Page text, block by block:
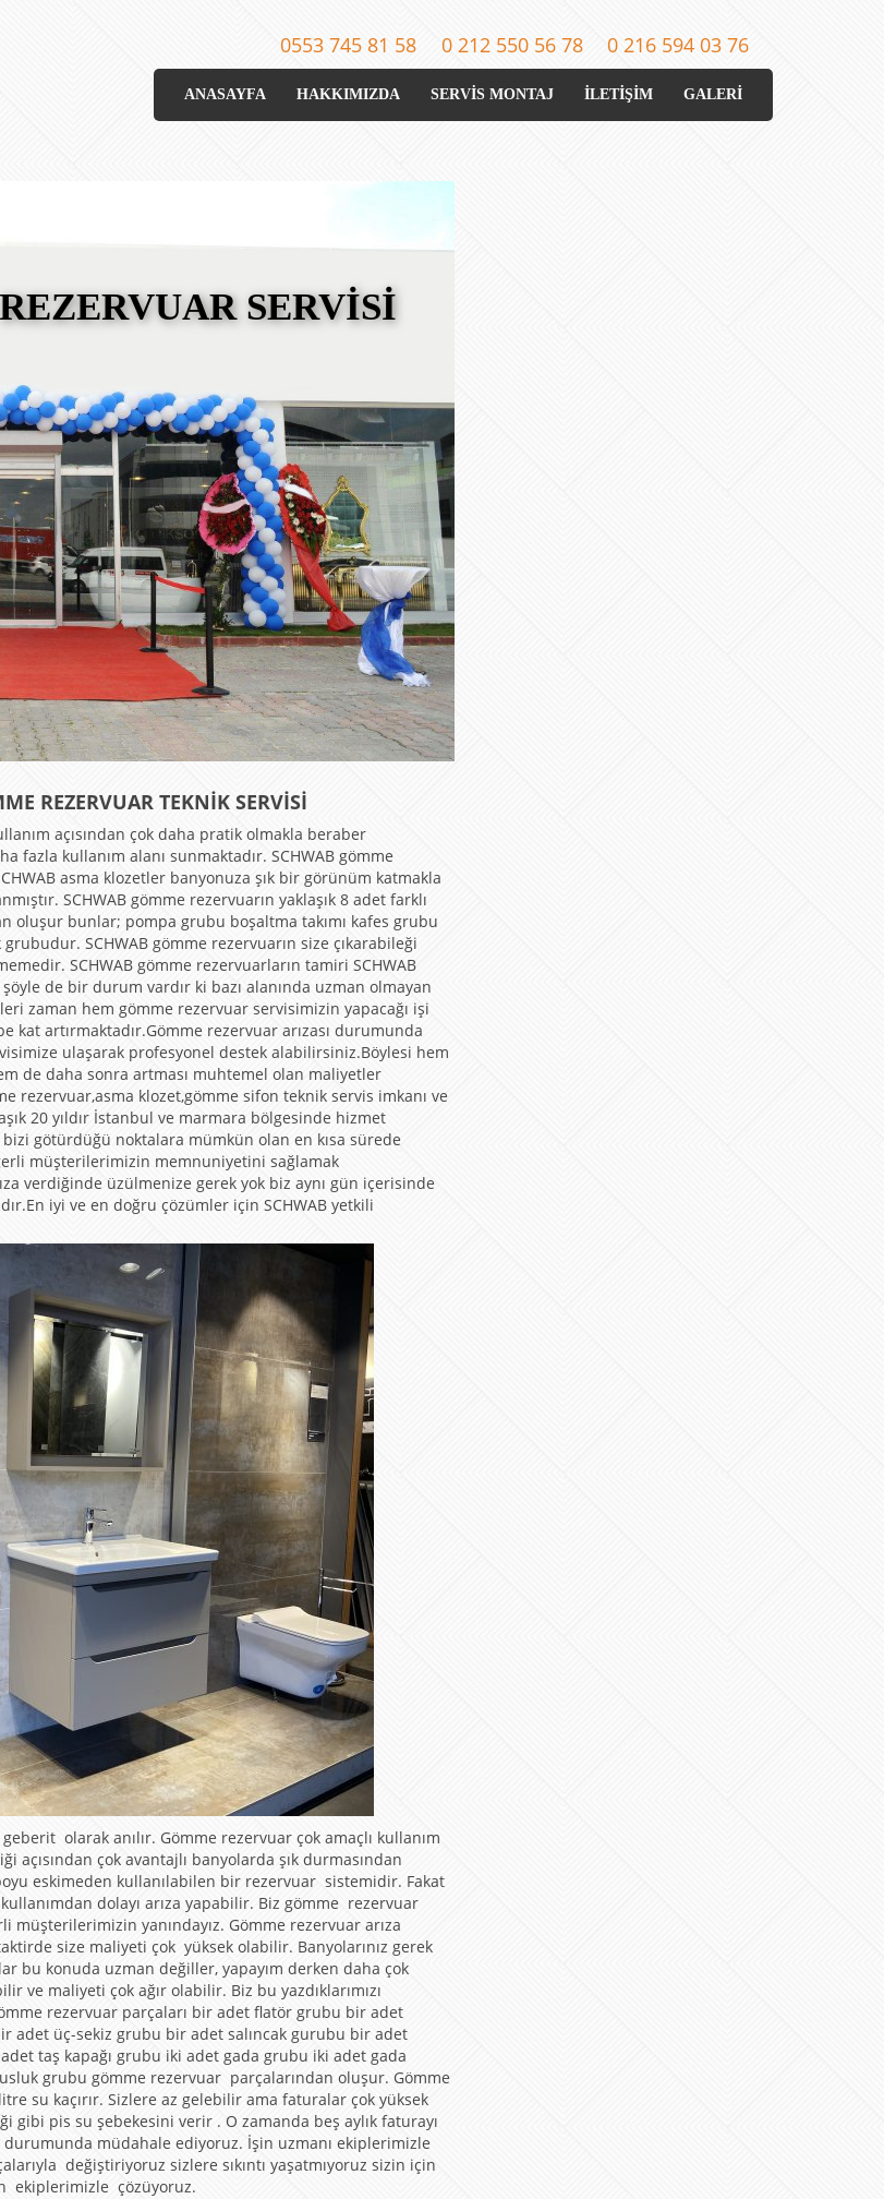
0553 745 81 58 0 212 550 56 78 0 216 594 03 76
ANASAYFA HAKKIMIZDA SERVİS MONTAJ İLETİŞİM GALERİ
SERVİSİ
REZERVUAR TEKNİK SERVİSİ
açısından çok daha pratik olmakla beraber
kullanım alanı sunmaktadır. SCHWAB gömme
asma klozetler banyonuza şık bir görünüm katmakla
SCHWAB gömme rezervuarın yaklaşık 8 adet farklı
oluşur bunlar; pompa grubu boşaltma takımı kafes grubu
SCHWAB gömme rezervuarın size çıkarabileği
SCHWAB gömme rezervuarların tamiri SCHWAB
de bir durum vardır ki bazı alanında uzman olmayan
zaman hem gömme rezervuar servisimizin yapacağı işi
artırmaktadır.Gömme rezervuar arızası durumunda
ulaşarak profesyonel destek alabilirsiniz.Böylesi hem
de daha sonra artması muhtemel olan maliyetler
rezervuar,asma klozet,gömme sifon teknik servis imkanı ve
20 yıldır İstanbul ve marmara bölgesinde hizmet
götürdüğü noktalara mümkün olan en kısa sürede
müşterilerimizin memnuniyetini sağlamak
verdiğinde üzülmenize gerek yok biz aynı gün içerisinde
iyi ve en doğru çözümler için SCHWAB yetkili
olarak anılır. Gömme rezervuar çok amaçlı kullanım
çok avantajlı banyolarda şık durmasından
eskimeden kullanılabilen bir rezervuar sistemidir. Fakat
dolayı arıza yapabilir. Biz gömme rezervuar
yanındayız. Gömme rezervuar arıza
size maliyeti çok yüksek olabilir. Banyolarınız gerek
bu konuda uzman değiller, yapayım derken daha çok
ve maliyeti çok ağır olabilir. Biz bu yazdıklarımızı
rezervuar parçaları bir adet flatör grubu bir adet
üç-sekiz grubu bir adet salıncak gurubu bir adet
taş kapağı grubu iki adet gada grubu iki adet gada
grubu gömme rezervuar parçalarından oluşur. Gömme
su kaçırır. Sizlere az gelebilir ama faturalar çok yüksek
pis su şebekesini verir . O zamanda beş aylık faturayı
müdahale ediyoruz. İşin uzmanı ekiplerimizle
değiştiriyoruz sizlere sıkıntı yaşatmıyoruz sizin için
ekiplerimizle çözüyoruz.